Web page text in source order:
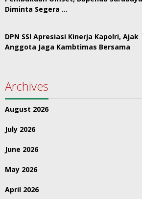
Diminta Segera …
DPN SSI Apresiasi Kinerja Kapolri, Ajak
Anggota Jaga Kambtimas Bersama
Archives
August 2026
July 2026
June 2026
May 2026
April 2026